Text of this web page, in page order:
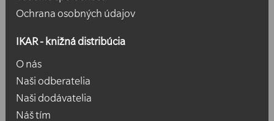
Ochrana osobných údajov
IKAR - knižná distribúcia
O nás
Naši odberatelia
Naši dodávatelia
Náš tím